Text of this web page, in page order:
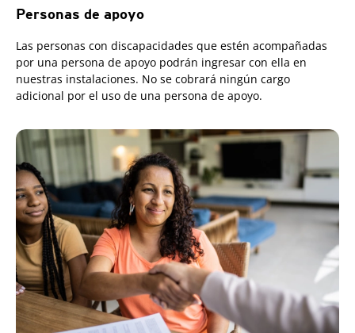
Personas de apoyo
Las personas con discapacidades que estén acompañadas
por una persona de apoyo podrán ingresar con ella en
nuestras instalaciones. No se cobrará ningún cargo
adicional por el uso de una persona de apoyo.